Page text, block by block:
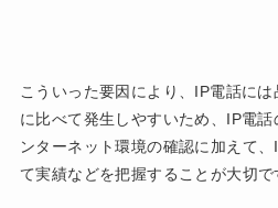
こういった要因により、IP電話に
に比べて発生しやすいため、IP電
ンターネット環境の確認に加えて
て実績などを把握することが大切で